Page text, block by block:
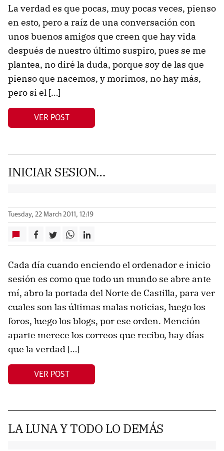
La verdad es que pocas, muy pocas veces, pienso
en esto, pero a raíz de una conversación con
unos buenos amigos que creen que hay vida
después de nuestro último suspiro, pues se me
plantea, no diré la duda, porque soy de las que
pienso que nacemos, y morimos, no hay más,
pero si el […]
VER POST
INICIAR SESION…
Tuesday, 22 March 2011, 12:19
Cada día cuando enciendo el ordenador e inicio
sesión es como que todo un mundo se abre ante
mí, abro la portada del Norte de Castilla, para ver
cuales son las últimas malas noticias, luego los
foros, luego los blogs, por ese orden. Mención
aparte merece los correos que recibo, hay días
que la verdad […]
VER POST
LA LUNA Y TODO LO DEMÁS